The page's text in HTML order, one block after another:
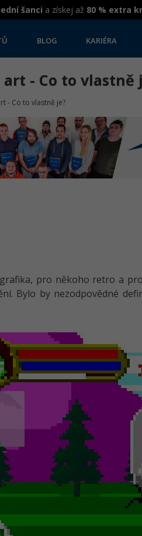
šanci a získej až 80 % extra
BLOG KARIÉRA
art - Co to vlastně
- Co to vlastně je?
pro někoho retro a
Bylo by nezodpovědné